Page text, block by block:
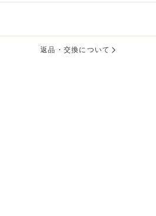
返品・交換について